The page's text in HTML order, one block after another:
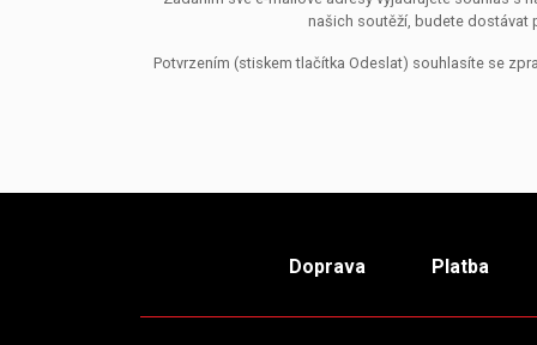
našich soutěží, budete dostávat
Potvrzením (stiskem tlačítka Odeslat) souhlasíte se
Doprava Platba